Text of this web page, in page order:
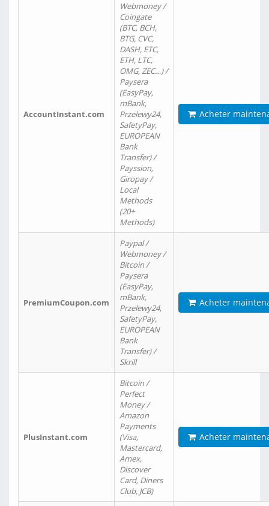
AccountInstant.com
Webmoney /
Coingate
(BTC, BCH,
BTG, CVC,
DASH, ETC,
ETH, LTC,
OMG, ZEC…) /
Paysera
(EasyPay,
mBank,
Przelewy24,
SafetyPay,
EUROPEAN
Bank
Transfer) /
Payssion,
Giropay /
Local
Methods
(20+
Methods)
Acheter
PremiumCoupon.com
Paypal /
Webmoney /
Bitcoin /
Paysera
(EasyPay,
mBank,
Przelewy24,
SafetyPay,
EUROPEAN
Bank
Transfer) /
Skrill
Acheter
PlusInstant.com
Bitcoin /
Perfect
Money /
Amazon
Payments
(Visa,
Mastercard,
Amex,
Discover
Card, Diners
Club, JCB)
Acheter